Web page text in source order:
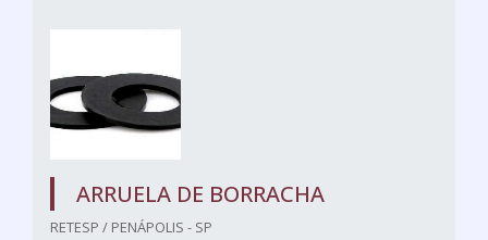
ARRUELA DE BORRACHA
RETESP / PENÁPOLIS - SP